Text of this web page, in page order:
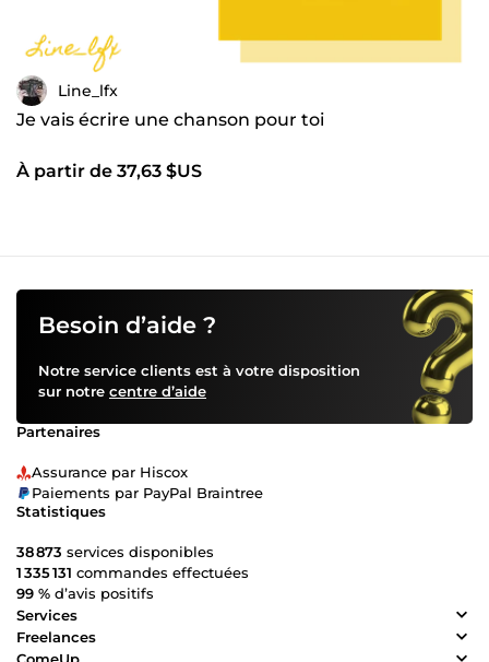
Line_lfx
Je vais écrire une chanson pour toi
À partir de 37,63 $US
Besoin d’aide ?
Notre service clients est à votre disposition
sur notre centre d’aide
Partenaires
Assurance par Hiscox
Paiements par PayPal Braintree
Statistiques
38 873 services disponibles
1 335 131 commandes effectuées
99 % d’avis positifs
Services
Freelances
ComeUp